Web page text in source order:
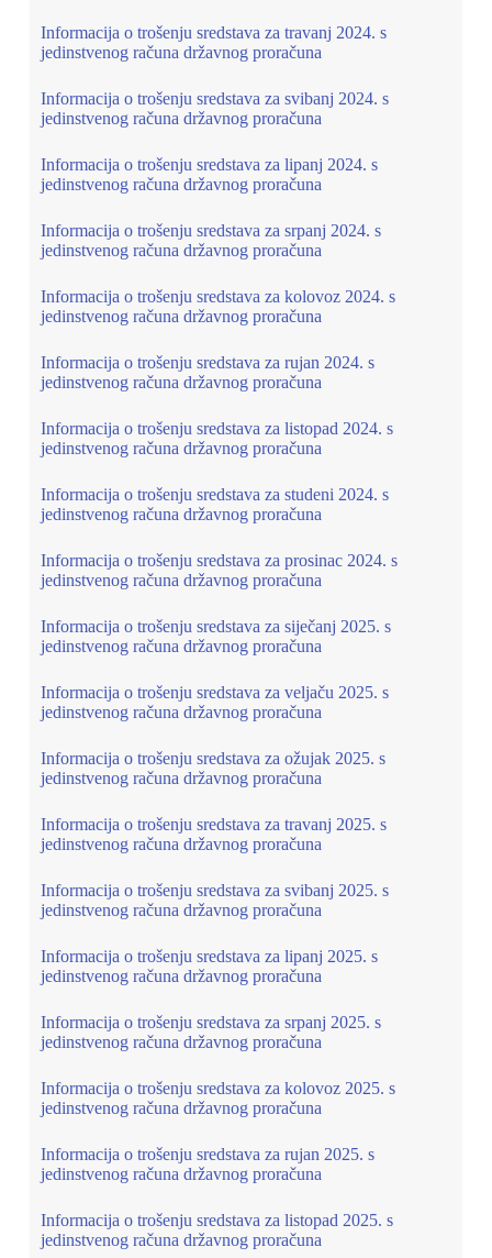
Informacija o trošenju sredstava za travanj 2024. s
jedinstvenog računa državnog proračuna
Informacija o trošenju sredstava za svibanj 2024. s
jedinstvenog računa državnog proračuna
Informacija o trošenju sredstava za lipanj 2024. s
jedinstvenog računa državnog proračuna
Informacija o trošenju sredstava za srpanj 2024. s
jedinstvenog računa državnog proračuna
Informacija o trošenju sredstava za kolovoz 2024. s
jedinstvenog računa državnog proračuna
Informacija o trošenju sredstava za rujan 2024. s
jedinstvenog računa državnog proračuna
Informacija o trošenju sredstava za listopad 2024. s
jedinstvenog računa državnog proračuna
Informacija o trošenju sredstava za studeni 2024. s
jedinstvenog računa državnog proračuna
Informacija o trošenju sredstava za prosinac 2024. s
jedinstvenog računa državnog proračuna
Informacija o trošenju sredstava za siječanj 2025. s
jedinstvenog računa državnog proračuna
Informacija o trošenju sredstava za veljaču 2025. s
jedinstvenog računa državnog proračuna
Informacija o trošenju sredstava za ožujak 2025. s
jedinstvenog računa državnog proračuna
Informacija o trošenju sredstava za travanj 2025. s
jedinstvenog računa državnog proračuna
Informacija o trošenju sredstava za svibanj 2025. s
jedinstvenog računa državnog proračuna
Informacija o trošenju sredstava za lipanj 2025. s
jedinstvenog računa državnog proračuna
Informacija o trošenju sredstava za srpanj 2025. s
jedinstvenog računa državnog proračuna
Informacija o trošenju sredstava za kolovoz 2025. s
jedinstvenog računa državnog proračuna
Informacija o trošenju sredstava za rujan 2025. s
jedinstvenog računa državnog proračuna
Informacija o trošenju sredstava za listopad 2025. s
jedinstvenog računa državnog proračuna